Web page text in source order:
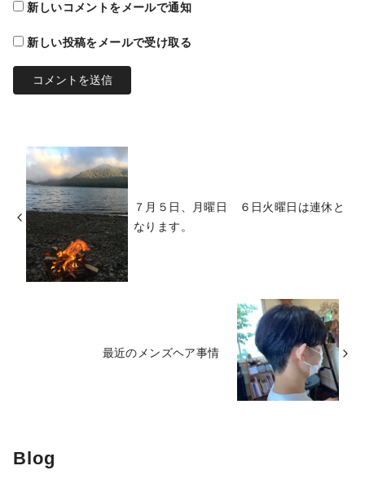
新しいコメントをメールで通知
新しい投稿をメールで受け取る
７月５日、月曜日 ６日火曜日は連休と
なります。
最近のメンズヘア事情
Blog